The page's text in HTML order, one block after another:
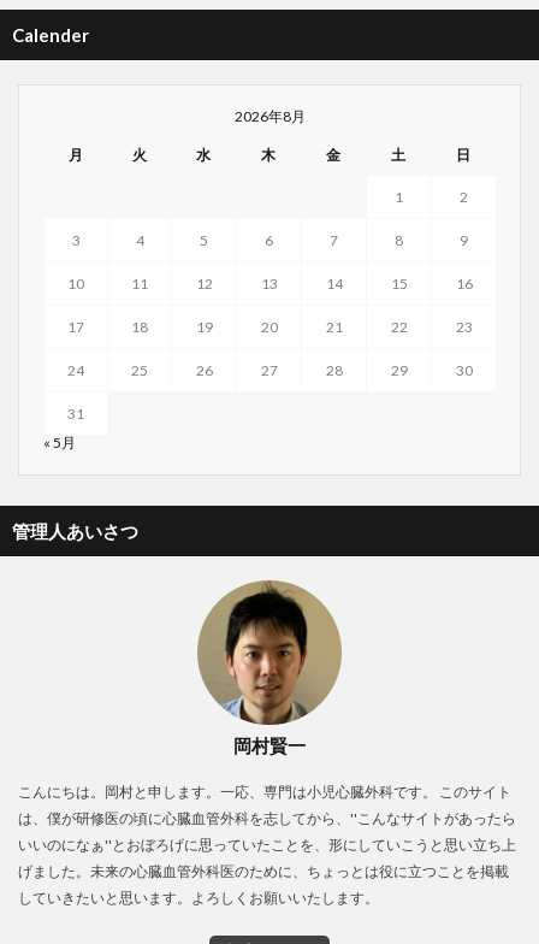
Calender
2026年8月
月 火 水 木 金 土 日
1 2
3 4 5 6 7 8 9
10 11 12 13 14 15 16
17 18 19 20 21 22 23
24 25 26 27 28 29 30
31
« 5月
管理人あいさつ
岡村賢一
こんにちは。岡村と申します。一応、専門は小児心臓外科です。 このサイト
は、僕が研修医の頃に心臓血管外科を志してから、''こんなサイトがあったら
いいのになぁ''とおぼろげに思っていたことを、形にしていこうと思い立ち上
げました。未来の心臓血管外科医のために、ちょっとは役に立つことを掲載
していきたいと思います。よろしくお願いいたします。